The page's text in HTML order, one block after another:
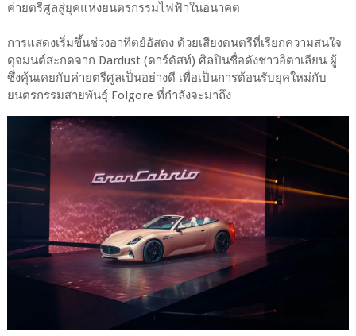
ค่ายตรีศูลสู่ยุคแห่งยนตรกรรมไฟฟ้าในอนาคต
การแสดงเริ่มขึ้นช่วงอาทิตย์อัสดง ด้วยเสียงดนตรีที่เรียกความสนใจ
ดุจมนต์สะกดจาก Dardust (ดาร์ดัสท์) ศิลปินชื่อดังชาวอิตาเลียน ผู้
ซึ่งคุ้นเคยกับค่ายตรีศูลเป็นอย่างดี เพื่อเป็นการต้อนรับยุคใหม่กับ
ยนตรกรรมสายพันธุ์ Folgore ที่กำลังจะมาถึง